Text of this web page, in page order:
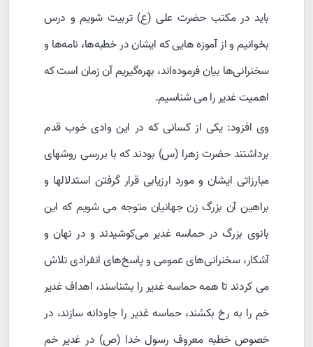
باید در مکتب حضرت علی (ع) تربیت شویم و درس
بخوانیم و از آموزه هایی که ایشان در خطبه‌ها، نامه‌ها و
سخنرانی‌ها بیان فرموده‌اند، بهره‌گیریم آن زمان است که
اهمیت غدیر را می شناسیم.
وی افزود: یکی از کسانی که در این وادی خوب قدم
برداشتند حضرت زهرا (س) بودند که با بررسی روشهای
مبارزاتی ایشان و مورد ارزیابی قرار گرفتن استدلالها و
براهین آن بزرگ زن جهانیان متوجه می شویم که این
بانوی بزرگ در حماسه غدیر می‌کوشیدند و در نهان و
آشکار، سخنرانی‌های عمومی و پاسخ‌های انفرادی تلاش
می کردند تا همه حماسه غدیر را بشناسند، اهداف غدیر
خم را به رخ بکشند، حماسه غدیر را جاودانه سازند، در
خصوص خطبه معروف رسول خدا (ص) در غدیر خم